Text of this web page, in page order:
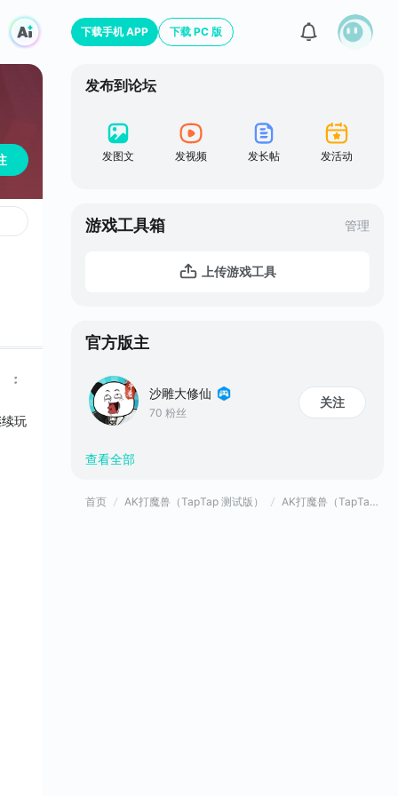
玩
下载手机 APP 下载 PC 版
发布到论坛
发图文 发视频 发长帖 发活动
游戏工具箱 管理
上传游戏工具
官方版主
沙雕大修仙
70 粉丝
关注
查看全部
首页 AK打魔兽（TapTap 测试版） AK打魔兽（TapTap 测试版）官方论坛